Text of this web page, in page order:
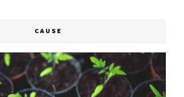
CAUSE